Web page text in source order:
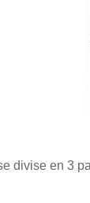
divise en 3